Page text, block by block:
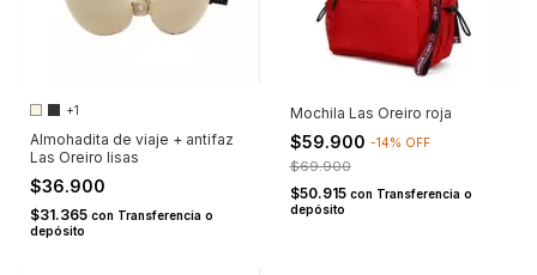
+1
Almohadita de viaje + antifaz
Las Oreiro lisas
$36.900
$31.365 con Transferencia o
depósito
Mochila Las Oreiro roja
$59.900 -14% OFF
$69.900
$50.915 con Transferencia o
depósito